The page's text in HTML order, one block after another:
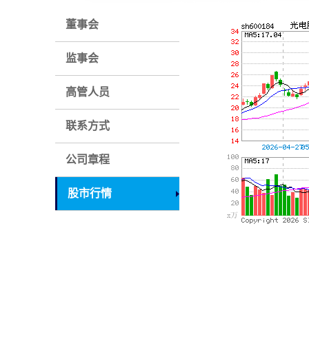
董事会
监事会
高管人员
联系方式
公司章程
股市行情